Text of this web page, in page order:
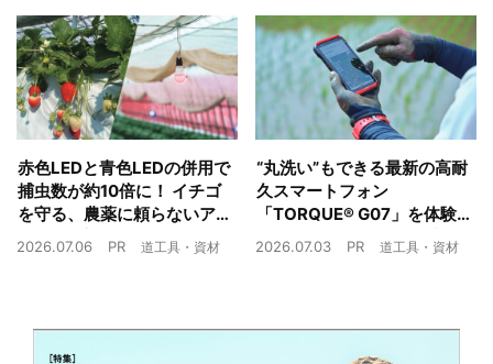
赤色LEDと青色LEDの併用で
捕虫数が約10倍に！ イチゴ
を守る、農薬に頼らないア
ザミウマ対策
2026.07.06 PR 道工具・資材
“丸洗い”もできる最新の高耐
久スマートフォン
「TORQUE® G07」を体験
農業現場の“スマホの弱点”を
2026.07.03 PR 道工具・資材